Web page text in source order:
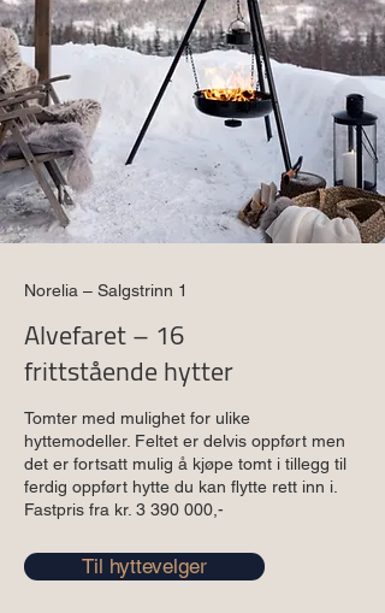
Norelia – Salgstrinn 1
Alvefaret – 16
frittstående hytter
Tomter med mulighet for ulike
hyttemodeller. Feltet er delvis oppført men
det er fortsatt mulig å kjøpe tomt i tillegg til
ferdig oppført hytte du kan flytte rett inn i.
Fastpris fra kr. 3 390 000 ,-
Til hyttevelger